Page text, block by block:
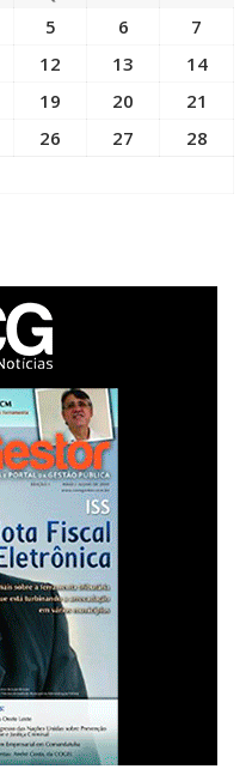
5 6
7
12 13
14
19 20
21
26 27
28